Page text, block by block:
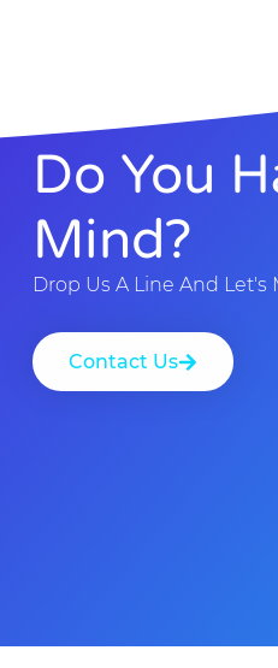
Do You
Mind?
Drop Us A Line And Let's
Contact Us